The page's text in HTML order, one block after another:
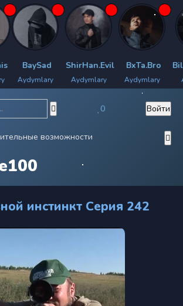
BaySad
Aydymlary
ShirHan.Evil
Aydymlary
BxTa.Bro
Aydymlary
0
Войти
возможности
инстинкт Серия 242